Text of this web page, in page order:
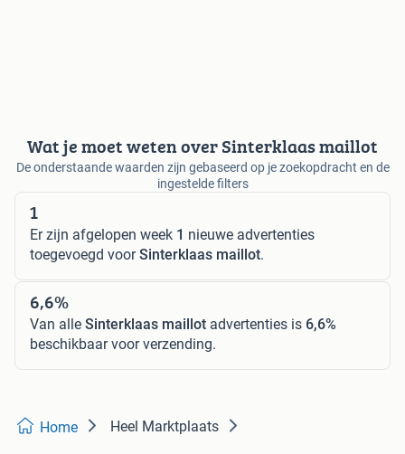
Wat je moet weten over Sinterklaas maillot
De onderstaande waarden zijn gebaseerd op je zoekopdracht en de
ingestelde filters
1
Er zijn afgelopen week 1 nieuwe advertenties
toegevoegd voorSinterklaas maillot.
6,6%
Van alle Sinterklaas maillot advertenties is 6,6%
beschikbaar voor verzending.
Home Heel Marktplaats